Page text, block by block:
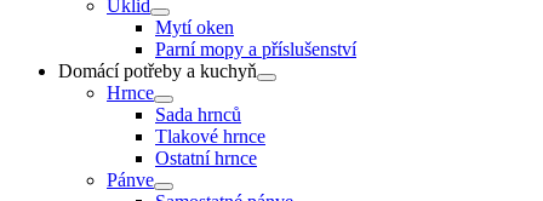
Úklid
Mytí oken
Parní mopy a příslušenství
Domácí potřeby a kuchyň
Hrnce
Sada hrnců
Tlakové hrnce
Ostatní hrnce
Pánve